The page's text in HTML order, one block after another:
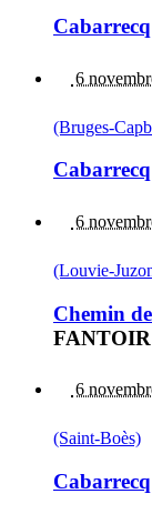
Cabarrecq
6
(Bruges-
Cabarrecq
6
(Louvie-
Chemin
FANTOIR
6
(Saint-Boès)
Cabarrecq